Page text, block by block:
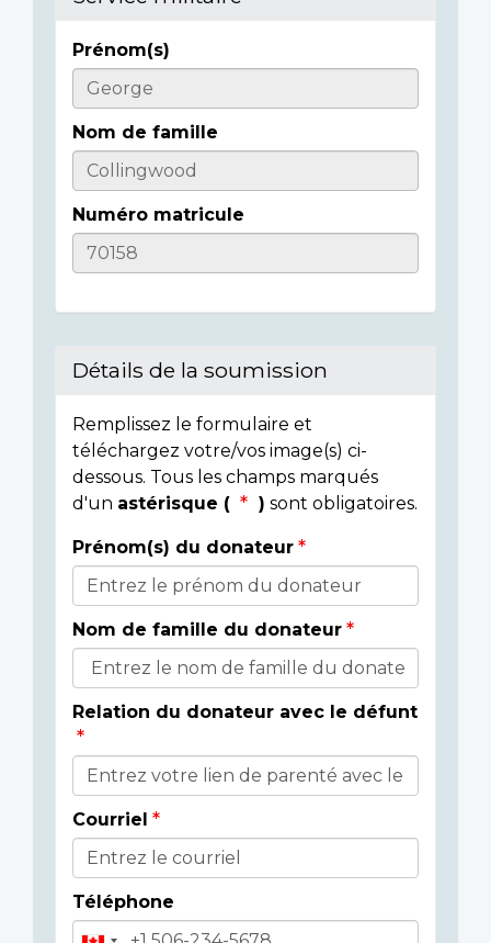
Informations
sur
l'individu
Prénom(s)
Nom de famille
Numéro matricule
Détails de la soumission
Remplissez le formulaire et
téléchargez votre/vos image(s) ci-
dessous. Tous les champs marqués
d'un astérisque ( ) sont obligatoires.
Détails
du
donateur
Prénom(s) du donateur
Nom de famille du donateur
Relation du donateur avec le défunt
Courriel
Téléphone